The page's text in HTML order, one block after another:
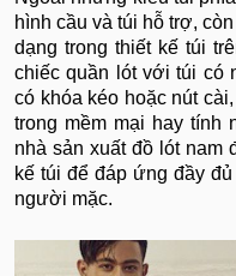
hình cầu và túi hỗ trợ,
dạng trong thiết kế túi
chiếc quần lót với túi có
có khóa kéo hoặc nút
trong mềm mại hay tính
nhà sản xuất đồ lót nam
kế túi để đáp ứng đầy
người mặc.